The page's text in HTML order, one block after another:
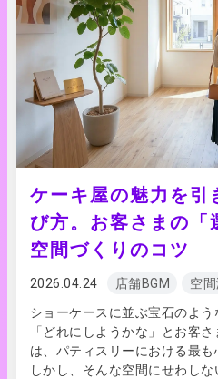
ケーキ屋の魅力を引
び方。お客さまの「
空間づくりのコツ
2026.04.24 店舗BGM
空
ショーケースに並ぶ宝石のよう
「どれにしようかな」とお客
は、パティスリーにおける最も
しかし、そんな空間にせわし